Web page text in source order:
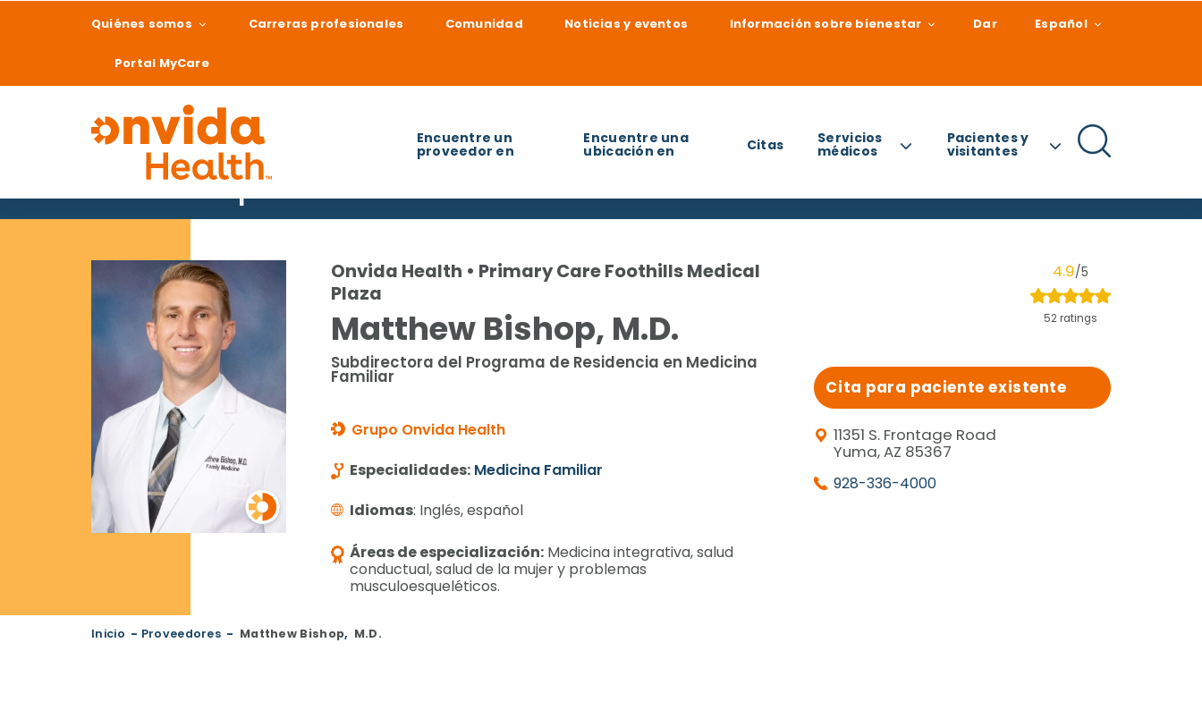
Quiénes somos Carreras profesionales Comunidad Noticias y eventos Información sobre bienestar Dar Español
Portal MyCare
Encuentre un
proveedor en
Encuentre una
ubicación en Citas Servicios
médicos
Pacientes y
visitantes
¿Qué podemos ayudarle a encontrar?
Buscar un proveedor
Onvida Health • Primary Care Foothills Medical
Plaza
Matthew Bishop, M.D.
Subdirectora del Programa de Residencia en Medicina
Familiar
Grupo Onvida Health
Especialidades: Medicina Familiar
Idiomas: Inglés, español
Áreas de especialización:Medicina integrativa, salud
conductual, salud de la mujer y problemas
musculoesqueléticos.
4.9/5
52 ratings
Cita para paciente existente
11351 S. Frontage Road
Yuma, AZ 85367
928-336-4000
Inicio - Proveedores - Matthew Bishop, M.D.